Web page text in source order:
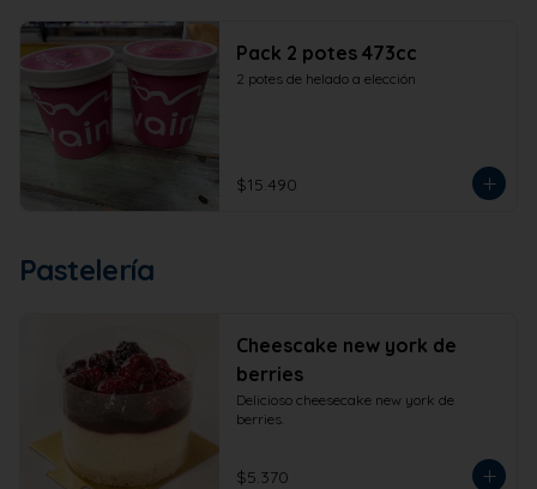
Pack 2 potes 473cc
2 potes de helado a elección
$15.490
Pastelería
Cheescake new york de
berries
Delicioso cheesecake new york de
berries.
$5.370